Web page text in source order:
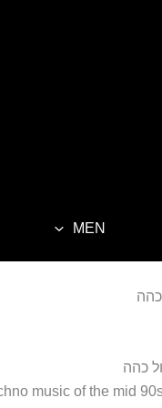
MEN
כהה
music of the mid